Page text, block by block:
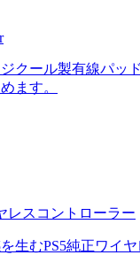
クール製有線パッ
ます。
レスコントローラー
生むPS5純正ワイ